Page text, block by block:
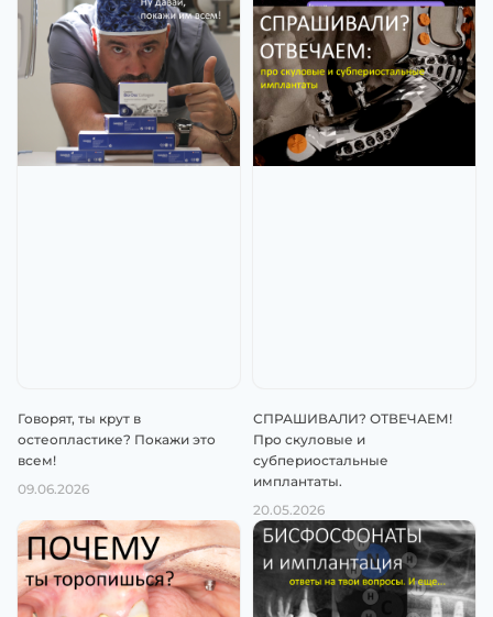
Говорят, ты крут в
остеопластике? Покажи это
всем!
09.06.2026
СПРАШИВАЛИ? ОТВЕЧАЕМ!
Про скуловые и
субпериостальные
имплантаты.
20.05.2026